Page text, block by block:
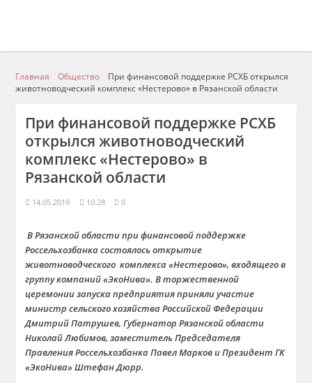
Главная Общество
При финансовой поддержке РСХБ открылся
животноводческий комплекс «Нестерово» в Рязанской области
При финансовой поддержке РСХБ
открылся животноводческий
комплекс «Нестерово» в
Рязанской области
14.05.2019 10:28 0
В Рязанской области при финансовой поддержке
Россельхозбанка состоялось открытие
животноводческого комплекса «Нестерово», входящего в
группу компаний «ЭкоНива». В торжественной
церемонии запуска предприятия приняли участие
министр сельского хозяйства Российской Федерации
Дмитрий Патрушев, Губернатор Рязанской области
Николай Любимов, заместитель Председателя
Правления Россельхозбанка Павел Марков и Президент ГК
«ЭкоНива» Штефан Дюрр.